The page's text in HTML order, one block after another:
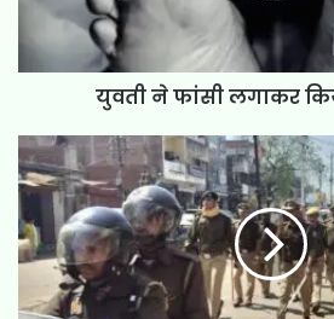
युवती ने फांसी लगाकर